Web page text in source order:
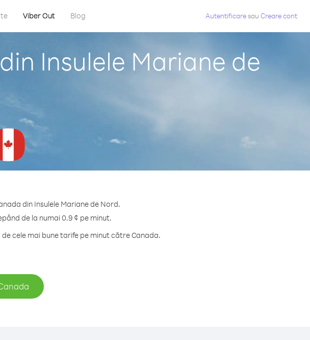
Viber Out Blog Autentificaresau Creare cont
Insulele Mariane de
din Insulele Mariane de Nord.
de la numai 0.9 ¢ pe minut.
cele mai bune tarife pe minut către Canada.